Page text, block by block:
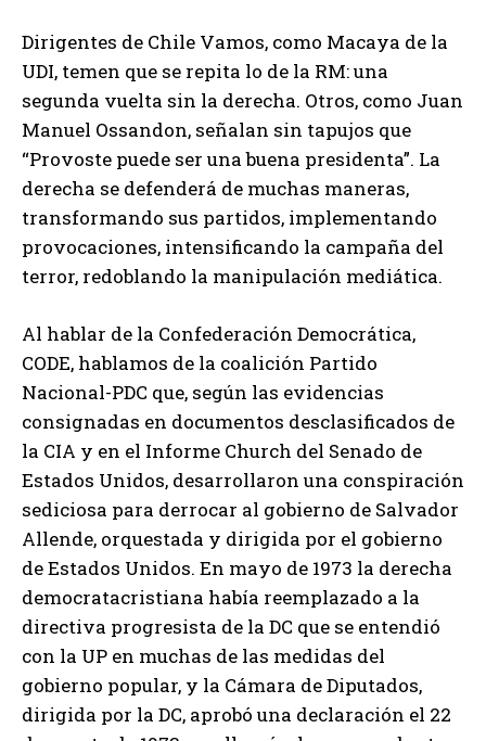
Dirigentes de Chile Vamos, como Macaya de la
UDI, temen que se repita lo de la RM: una
segunda vuelta sin la derecha. Otros, como Juan
Manuel Ossandon, señalan sin tapujos que
“Provoste puede ser una buena presidenta”. La
derecha se defenderá de muchas maneras,
transformando sus partidos, implementando
provocaciones, intensificando la campaña del
terror, redoblando la manipulación mediática.
Al hablar de la Confederación Democrática,
CODE, hablamos de la coalición Partido
Nacional-PDC que, según las evidencias
consignadas en documentos desclasificados de
la CIA y en el Informe Church del Senado de
Estados Unidos, desarrollaron una conspiración
sediciosa para derrocar al gobierno de Salvador
Allende, orquestada y dirigida por el gobierno
de Estados Unidos. En mayo de 1973 la derecha
democratacristiana había reemplazado a la
directiva progresista de la DC que se entendió
con la UP en muchas de las medidas del
gobierno popular, y la Cámara de Diputados,
dirigida por la DC, aprobó una declaración el 22